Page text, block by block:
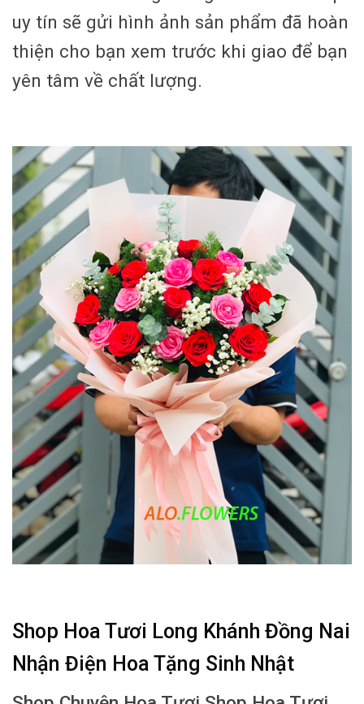
uy tín sẽ gửi hình ảnh sản phẩm đã hoàn
thiện cho bạn xem trước khi giao để bạn
yên tâm về chất lượng.
Shop Hoa Tươi Long Khánh Đồng Nai
Nhận Điện Hoa Tặng Sinh Nhật